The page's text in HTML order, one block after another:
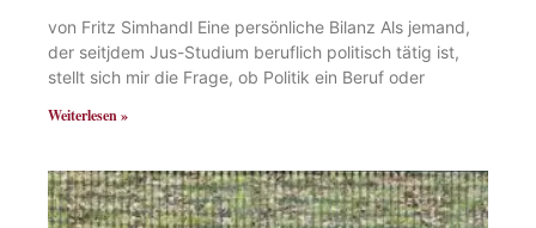
von Fritz Simhandl Eine persönliche Bilanz Als jemand,
der seitjdem Jus-Studium beruflich politisch tätig ist,
stellt sich mir die Frage, ob Politik ein Beruf oder
Weiterlesen »